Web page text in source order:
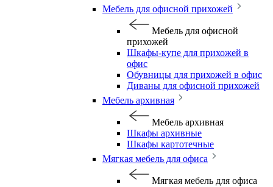
Мебель для офисной прихожей
Мебель для офисной
прихожей
Шкафы-купе для прихожей в
офис
Обувницы для прихожей в офис
Диваны для офисной прихожей
Мебель архивная
Мебель архивная
Шкафы архивные
Шкафы картотечные
Мягкая мебель для офиса
Мягкая мебель для офиса